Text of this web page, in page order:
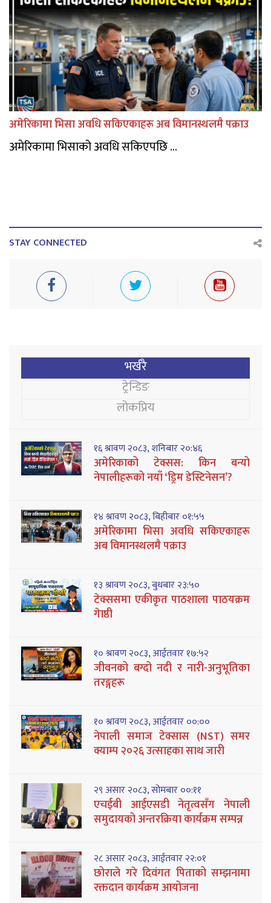
अमेरिकामा भिसा अवधि सकिएकाहरू अब विमानस्थलमै पक्राउ
अमेरिकामा भिसाको अवधि सकिएपछि ...
STAY CONNECTED
भर्खरै
ट्रेन्डिङ
लोकप्रिय
१६ श्रावण २०८३, शनिबार २०:४६
अमेरिकाको टेक्सस: किन बन्यो
नेपालीहरूको नयाँ ‘ड्रिम डेस्टिनेसन’?
१४ श्रावण २०८३, बिहीबार ०१:५५
अमेरिकामा भिसा अवधि सकिएकाहरू
अब विमानस्थलमै पक्राउ
१३ श्रावण २०८३, बुधबार २३:५०
टेक्ससमा एकीकृत पाठशाला पाठयक्रम
गेाष्ठी
१० श्रावण २०८३, आईतवार १७:५२
जीवनको बग्दो नदी र नारी-अनुभूतिका
तरङ्गहरू
१० श्रावण २०८३, आईतवार ००:००
नेपाली समाज टेक्सास (NST) समर
क्याम्प २०२६ उत्साहका साथ जारी
२९ असार २०८३, सोमबार ००:११
एचईबी आईएसडी नेतृत्वसँग नेपाली
समुदायको अन्तरक्रिया कार्यक्रम सम्पन्न
२८ असार २०८३, आईतवार २२:०१
छोराले गरे दिवंगत पिताको सम्झनामा
रक्तदान कार्यक्रम आयोजना